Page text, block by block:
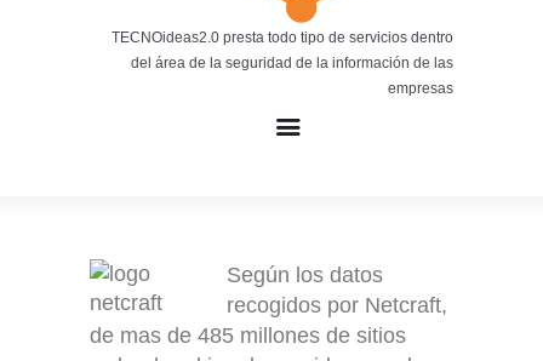
TECNOideas2.0 presta todo tipo de servicios dentro
del área de la seguridad de la información de las
empresas
Según los datos
recogidos por Netcraft,
de mas de 485 millones de sitios